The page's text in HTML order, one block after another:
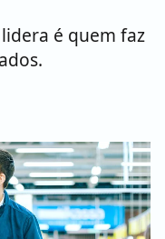
é quem faz